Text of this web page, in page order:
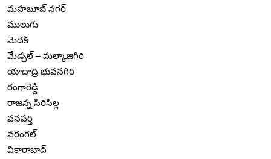
మహబూబ్ నగర్
ములుగు
మెదక్
మేడ్చల్ – మల్కాజిగిరి
యాదాద్రి భువనగిరి
రంగారెడ్డి
రాజన్న సిరిసిల్ల
వనపర్తి
వరంగల్
వికారాబాద్